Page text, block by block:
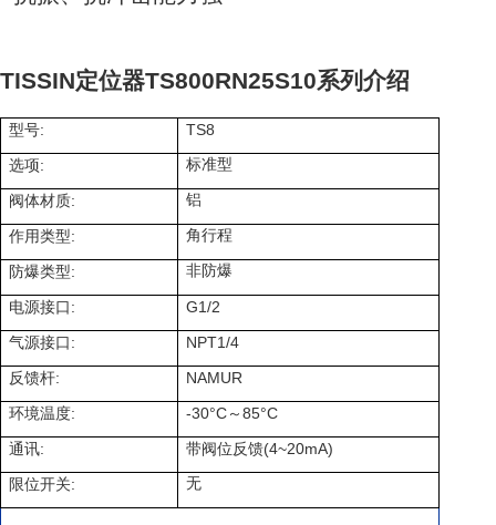
TISSIN定位器TS800RN25S10系列介绍
型号: TS8
选项: 标准型
阀体材质: 铝
作用类型: 角行程
防爆类型: 非防爆
电源接口 : G1/2
气源接口 : NPT1/4
反馈杆: NAMUR
环境温度: -30°C ～ 85°C
通讯: 带阀位反馈(4~20mA)
限位开关: 无